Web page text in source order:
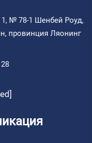
1, № 78-1 Шенбей Роуд,
провинция Ляонинг